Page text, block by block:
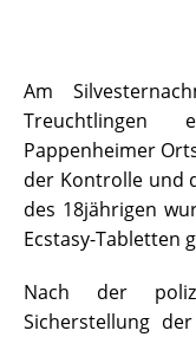
Am
Pappenheimer
der Kontrolle und
des 18jährigen
Ecstasy-Tabletten
Nach der
Sicherstellung